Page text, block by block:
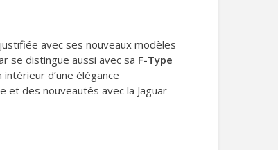
avec ses nouveaux modèles
se distingue aussi avec sa F-Type
d’une élégance
et des nouveautés avec la Jaguar